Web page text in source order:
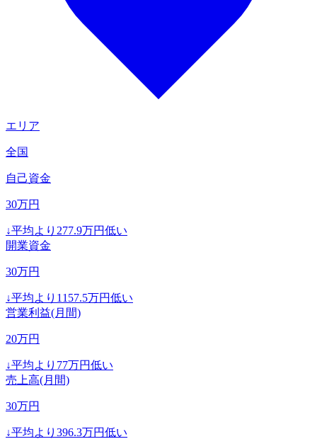
エリア
全国
自己資金
30万円
↓平均より 277.9万円低い
開業資金
30万円
↓平均より 1157.5万円低い
営業利益(月間)
20万円
↓平均より 77万円低い
売上高(月間)
30万円
↓平均より 396.3万円低い